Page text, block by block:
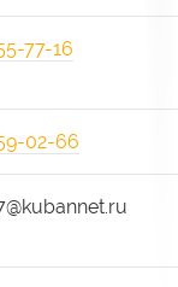
77-16
02-66